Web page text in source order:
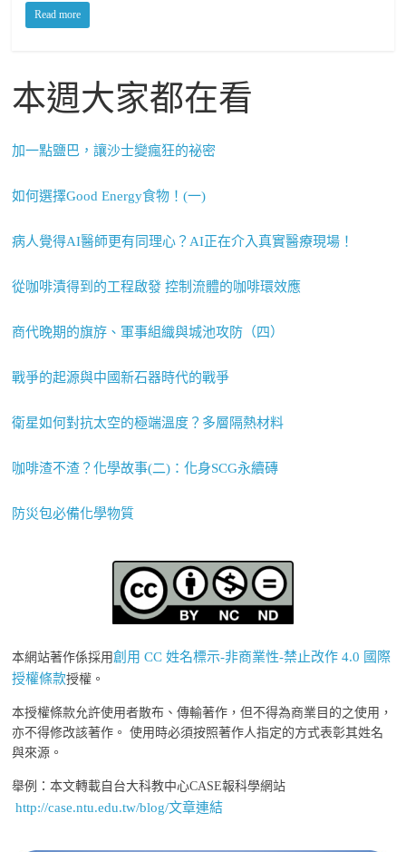
Read more
本週大家都在看
加一點鹽巴，讓沙士變瘋狂的祕密
如何選擇Good Energy食物！(一)
病人覺得AI醫師更有同理心？AI正在介入真實醫療現場！
從咖啡漬得到的工程啟發 控制流體的咖啡環效應
商代晚期的旗斿、軍事組織與城池攻防（四）
戰爭的起源與中國新石器時代的戰爭
衛星如何對抗太空的極端溫度？多層隔熱材料
咖啡渣不渣？化學故事(二)：化身SCG永續磚
防災包必備化學物質
本網站著作係採用創用 CC 姓名標示-非商業性-禁止改作 4.0 國際
授權條款授權。
本授權條款允許使用者散布、傳輸著作，但不得為商業目的之使用，
亦不得修改該著作。 使用時必須按照著作人指定的方式表彰其姓名
與來源。
舉例：本文轉載自台大科教中心CASE報科學網站
http://case.ntu.edu.tw/blog/文章連結